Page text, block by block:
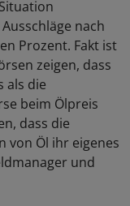
nach
Prozent. Fakt ist
zeigen, dass
als die
beim Ölpreis
dass die
von Öl ihr eigenes
und